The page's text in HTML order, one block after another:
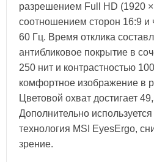
разрешением Full HD (1920
соотношением сторон 16:9 и
60 Гц. Время отклика
антибликовое покрытие в
250 нит и контрастностью
комфортное изображение в
Цветовой охват достигает
Дополнительно
технология MSI EyesErgo,
зрение.